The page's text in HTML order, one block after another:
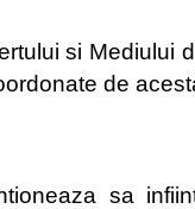
si Mediului
de
sa